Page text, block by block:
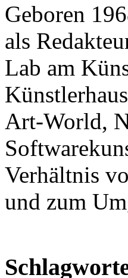
Geboren
als
Lab am
Art-World,
Verhältnis
und zum